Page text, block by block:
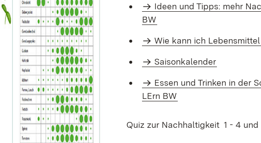
Ideen und Tipps: mehr
BW
Wie kann ich
Saisonkalender
Es­sen und Trin­ken in der
LErn BW
Quiz zur Nachhaltigkeit 1 - 4 und